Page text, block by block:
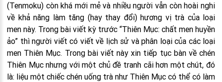
(Tenmoku) còn khá mới mẻ và nhiều người vẫn còn hoài nghi
về khả năng làm tăng (hay thay đổi) hương vị trà của loại
men này. Trong bài viết kỳ trước “Thiên Mục: chất men huyền
ảo” thì người viết có viết về lịch sử và phân loại của các loại
men Thiên Mục. Trong bài viết này xin tiếp tục bàn về chén
Thiên Mục nhưng với một chủ đề tranh cãi hơn một chút, đó
là: liệu một chiếc chén uống trà như Thiên Mục có thể có làm